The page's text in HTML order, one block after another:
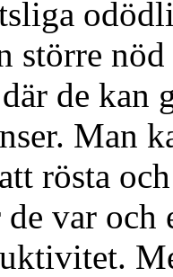
större
de kan
Man
rösta
var och